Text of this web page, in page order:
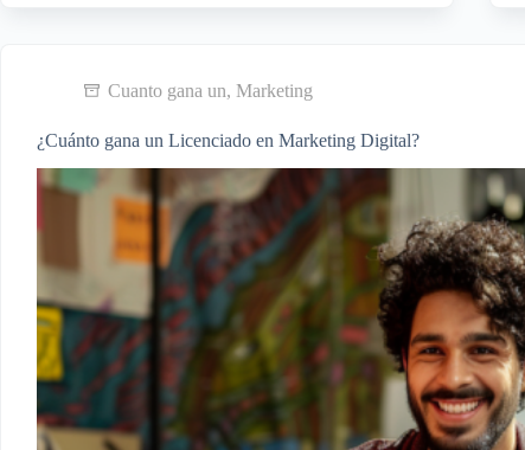
Cuanto gana un, Marketing
¿Cuánto gana un Licenciado en Marketing Digital?